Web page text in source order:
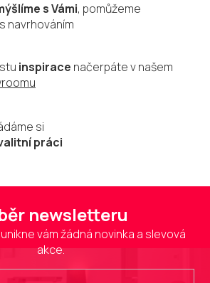
ý
p
u
s Vámi, pomůžeme
navrhováním
inspirace načerpáte v našem
si
práci
newsletteru
vám žádná novinka a slevová
akce.